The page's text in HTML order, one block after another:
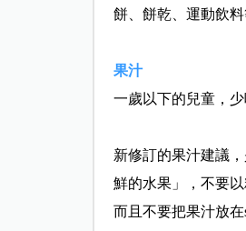
餅、餅乾、運動飲
果汁
一歲以下的兒童，
新修訂的果汁建議
鮮的水果」，不要
而且不要把果汁放